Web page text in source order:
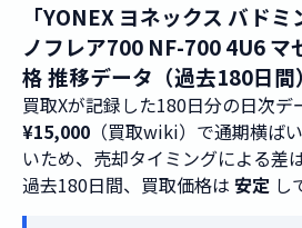
「YONEX ヨネックス バド
ノフレア700 NF-700 4U6 マ
格 推移データ（過去180日間）
買取Xが記録した180日分の日次
¥15,000 （買取wiki）で通期横ば
いため、売却タイミングによる差
過去180日間、買取価格は 安定 し